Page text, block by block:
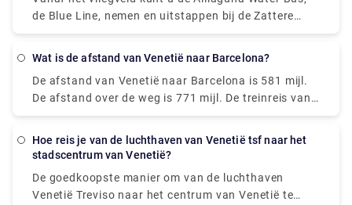
dichtstbijzijnde terminal waar u verblijft.
de Blue Line, nemen en uitstappen bij de Zattere
Ferry Terminal. Dit zou je heel dicht bij je hotel
of een taxi te nemen vanaf het vliegveld naar
Piazzale Roma.
wat is de afstand van Venetië naar Barcelona?
De afstand van Venetië naar Barcelona is 581 mijl.
De afstand over de weg is 771 mijl. De treinreis van
Venetië naar Barcelona duurt ongeveer 14 uur en 2
hoe reis je van de luchthaven van Venetië tsf naar het
stadscentrum van Venetië?
De goedkoopste manier om van de luchthaven
Venetië Treviso naar het centrum van Venetië te